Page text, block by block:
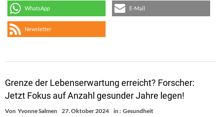
WhatsApp E-Mail
Newsletter
Grenze der Lebenserwartung erreicht? Forscher:
Jetzt Fokus auf Anzahl gesunder Jahre legen!
Von Yvonne Salmen 27. Oktober 2024 in : Gesundheit